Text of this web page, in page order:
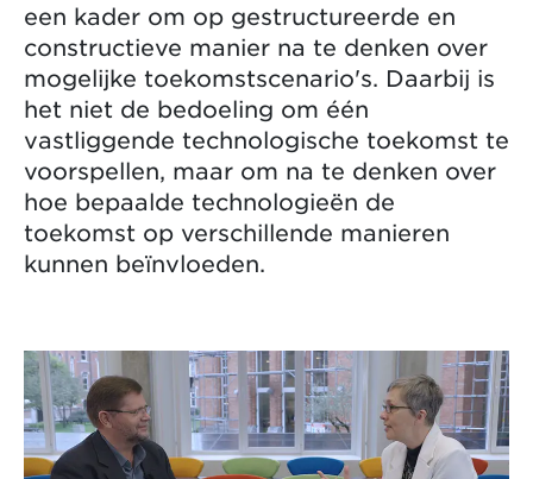
een kader om op gestructureerde en
constructieve manier na te denken over
mogelijke toekomstscenario's. Daarbij is
het niet de bedoeling om één
vastliggende technologische toekomst te
voorspellen, maar om na te denken over
hoe bepaalde technologieën de
toekomst op verschillende manieren
kunnen beïnvloeden.